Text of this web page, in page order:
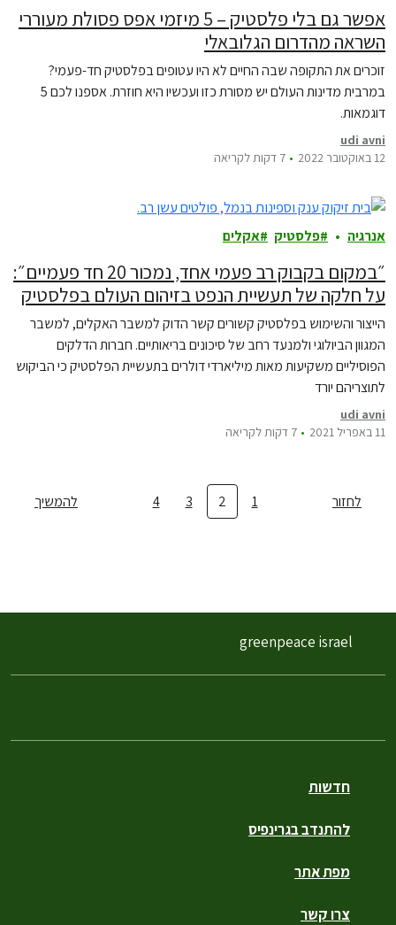
אפשר גם בלי פלסטיק – 5 מיזמי אפס פסולת מעוררי
השראה מהדרום הגלובאלי
זוכרים את התקופה שבה החיים לא היו עטופים בפלסטיק חד-פעמי?
במרבית מדינות העולם יש מסורת כזו ועכשיו היא חוזרת. אספנו לכם 5
דוגמאות.
udi avni
12 באוקטובר 2022
7 דקות לקריאה
אנרגיה פלסטיק אקלים
״במקום בקבוק רב פעמי אחד, נמכור 20 חד פעמיים״:
על חלקה של תעשיית הנפט בזיהום העולם בפלסטיק
הייצור והשימוש בפלסטיק קשורים קשר הדוק למשבר האקלים, למשבר
המגוון הביולוגי ולמנעד רחב של סיכונים בריאותיים. חברות הדלקים
הפוסיליים משקיעות מאות מיליארדי דולרים בתעשיית הפלסטיק כי הביקוש
לתוצריהם יורד
udi avni
11 באפריל 2021
7 דקות לקריאה
לחזור 1
2
3
4 להמשיך
חדשות
להתנדב בגרינפיס
מפת אתר
צרו קשר